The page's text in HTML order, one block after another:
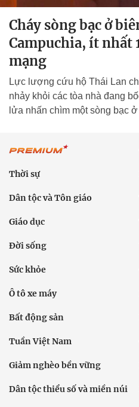
Cháy sòng bạc ở
Campuchia, ít nhất
mạng
Lực lượng cứu hộ Thái Lan
nhảy khỏi các tòa nhà đang
lửa nhấn chìm một sòng bạc
Thời sự
Dân tộc và Tôn giáo
Giáo dục
Đời sống
Sức khỏe
Ô tô xe máy
Bất động sản
Tuần Việt Nam
Giảm nghèo bền vững
Dân tộc thiểu số và miền núi